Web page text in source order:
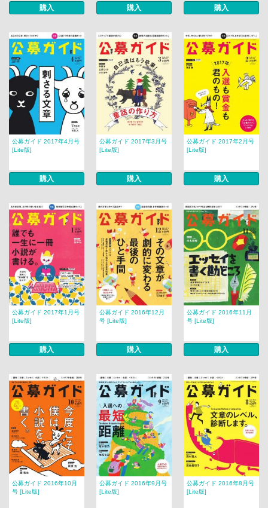
購入 購入 購入
公募ガイド 2017年4月号
[Lite版]
購入
公募ガイド 2017年3月号
[Lite版]
購入
公募ガイド 2017年2月号
[Lite版]
購入
公募ガイド 2017年1月号
[Lite版]
購入
公募ガイド 2016年12月
号 [Lite版]
購入
公募ガイド 2016年11月
号 [Lite版]
購入
公募ガイド 2016年10月
号 [Lite版]
公募ガイド 2016年9月号
[Lite版]
公募ガイド 2016年8月号
[Lite版]